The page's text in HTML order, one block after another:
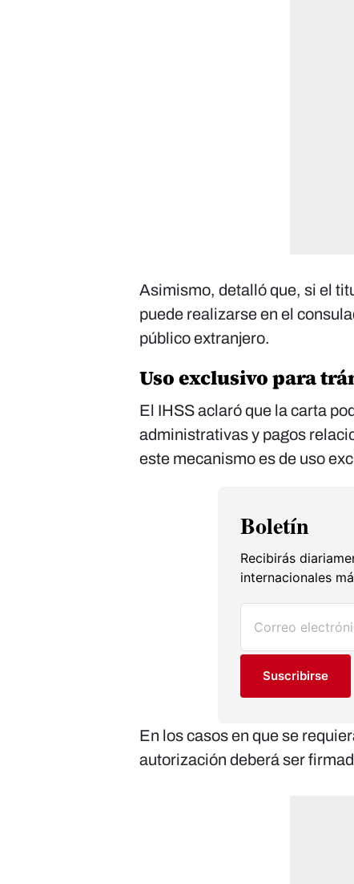
Asimismo, detalló que, si el
puede realizarse en el
público extranjero.
Uso exclusivo para
El IHSS aclaró que la carta
administrativas y pagos
este mecanismo es de uso
Boletín
Recibirás
internacionales
Suscribirse
En los casos en que se
autorización deberá ser